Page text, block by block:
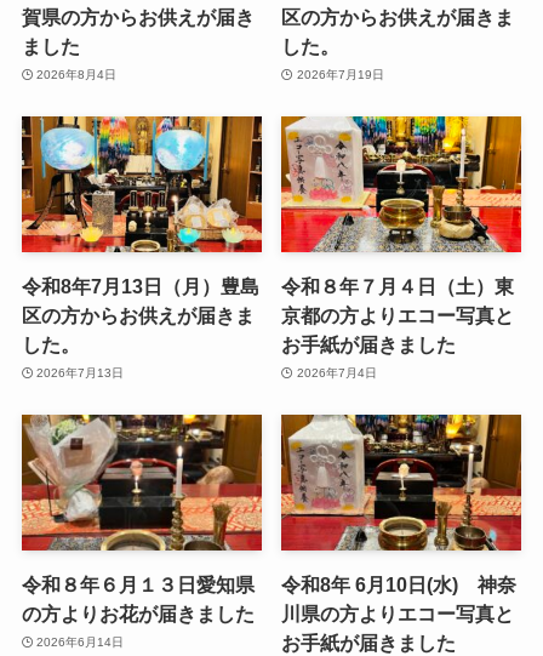
賀県の方からお供えが届き
ました
2026年8月4日
区の方からお供えが届きま
した。
2026年7月19日
令和8年7月13日（月）豊島
区の方からお供えが届きま
した。
2026年7月13日
令和８年７月４日（土）東
京都の方よりエコー写真と
お手紙が届きました
2026年7月4日
令和８年６月１３日愛知県
の方よりお花が届きました
2026年6月14日
令和8年 6月10日(水) 神奈
川県の方よりエコー写真と
お手紙が届きました